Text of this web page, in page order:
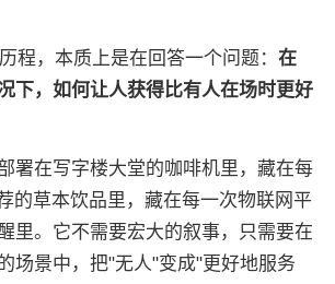
程，本质上是在回答一个问题： 在
下，如何让人获得比有人在场时更好
署在写字楼大堂的咖啡机里，藏在每
的草本饮品里，藏在每一次物联网平
里。它不需要宏大的叙事，只需要在
场景中，把"无人"变成"更好地服务